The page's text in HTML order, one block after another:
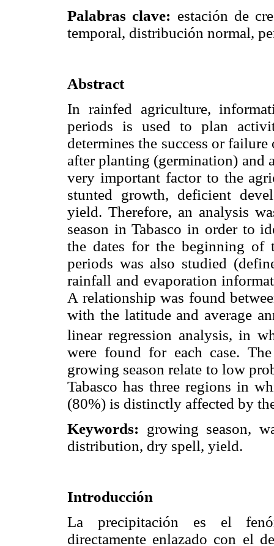
Palabras clave: estación de
temporal, distribución normal,
Abstract
In rainfed agriculture,
periods is used to plan
determines the success or
after planting (germination) and
very important factor to the
stunted growth, deficient
yield. Therefore, an analysis
season in Tabasco in order to
the dates for the beginning of
periods was also studied
rainfall and evaporation
A relationship was found
with the latitude and average
linear regression analysis, in
were found for each case.
growing season relate to low
Tabasco has three regions in
(80%) is distinctly affected by
Keywords: growing season,
distribution, dry spell, yield.
Introducción
La precipitación es el
directamente enlazado con el